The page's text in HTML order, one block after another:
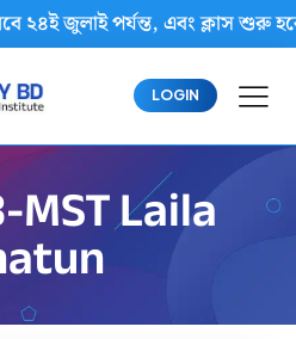
২৪ই জুলাই পর্যন্ত, এবং ক্লাস
LOGIN
Laila